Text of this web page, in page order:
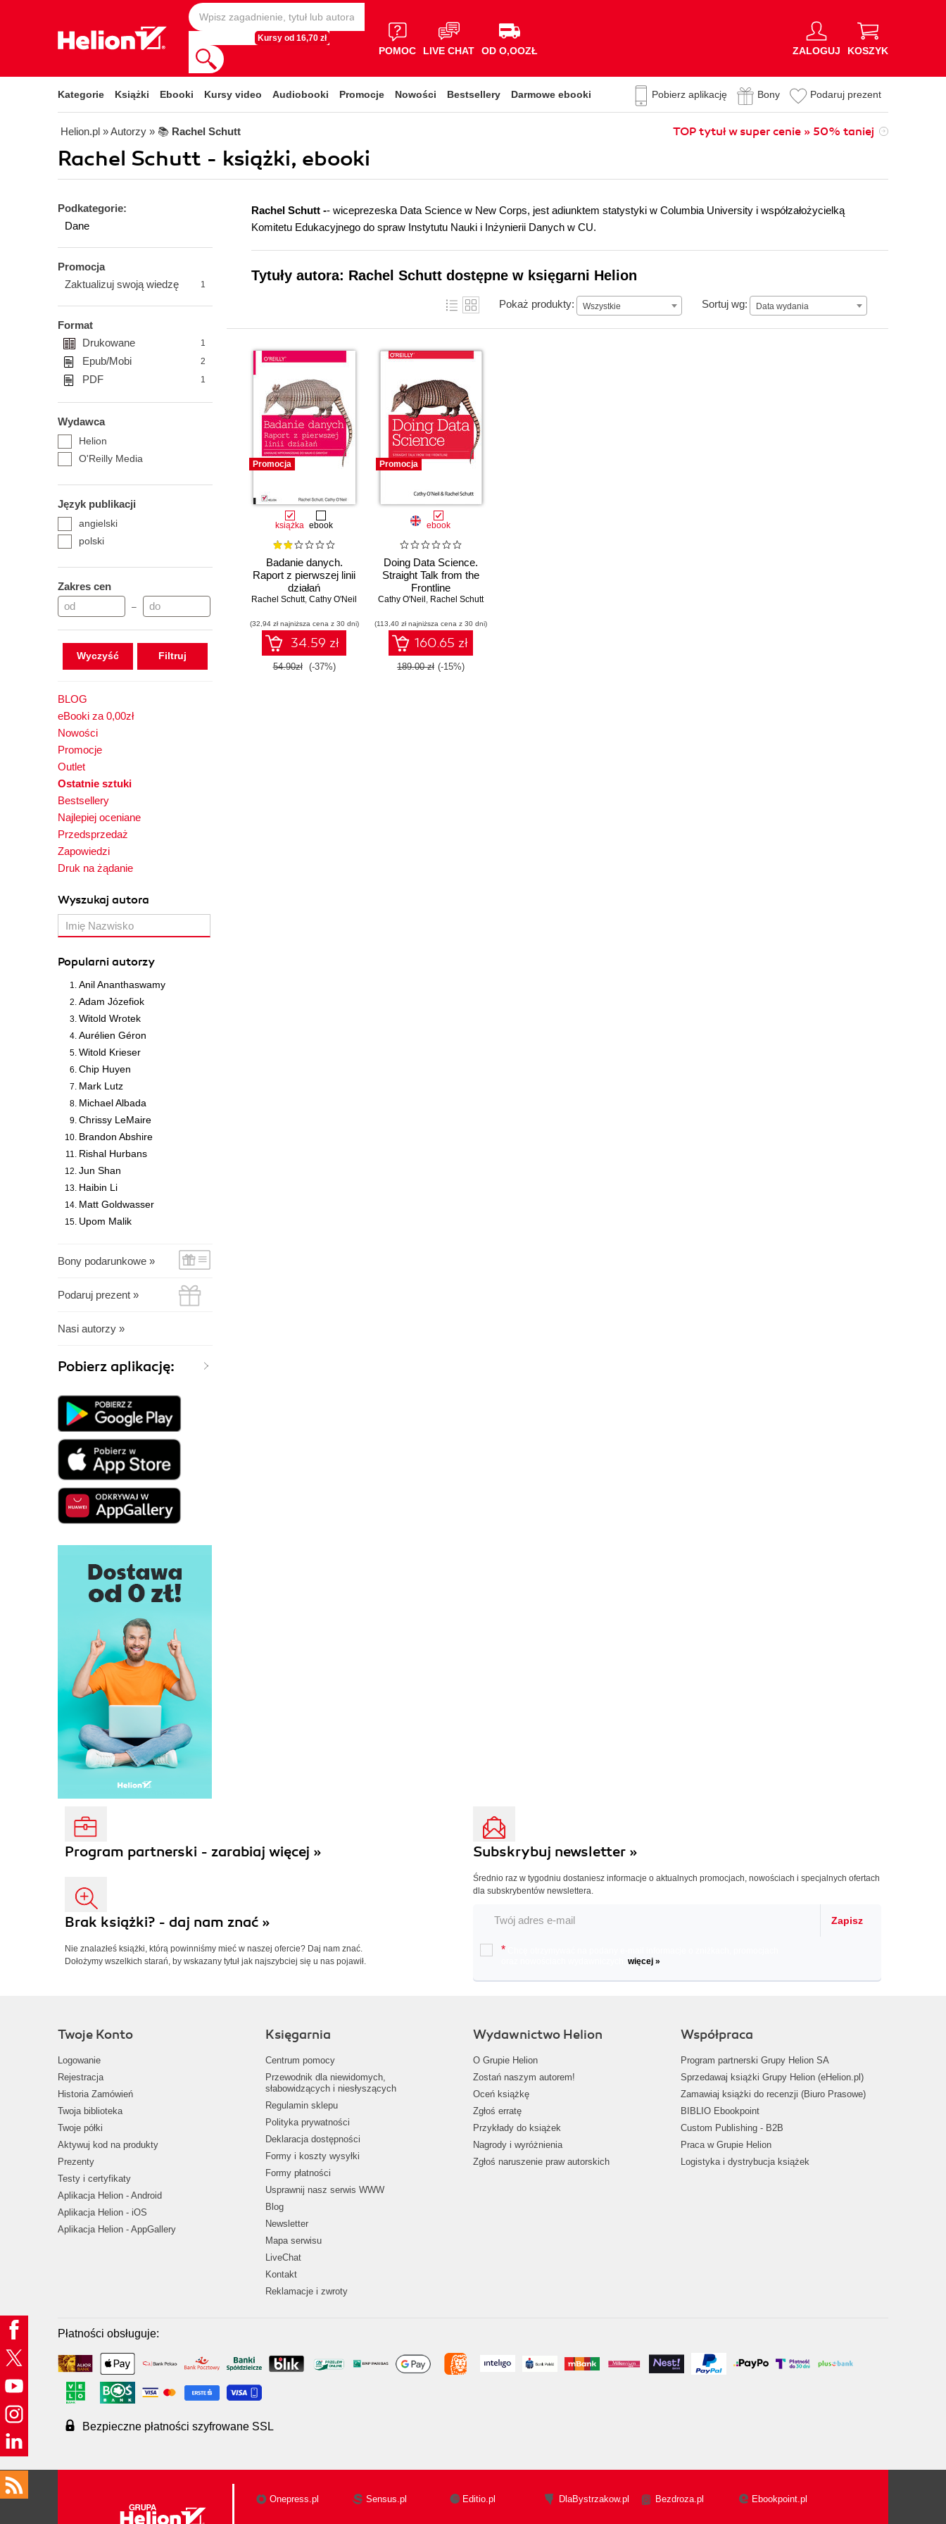
Kursy od 16,70 zł
POMOC LIVE CHAT OD O,OOZŁ ZALOGUJ KOSZYK
Kategorie Książki Ebooki Kursy video Audiobooki Promocje Nowości Bestsellery Darmowe ebooki Pobierz aplikację Bony Podaruj prezent
Helion.pl » Autorzy » 📚 Rachel Schutt TOP tytuł w super cenie » 50% taniej
Rachel Schutt - książki, ebooki
Podkategorie:
Dane
Promocja
Zaktualizuj swoją wiedzę
1
Format
Drukowane
1
Epub/Mobi 2
PDF 1
Wydawca
Helion
O'Reilly Media
Język publikacji
angielski
polski
Zakres cen
–
Wyczyść
BLOG
eBooki za 0,00zł
Nowości
Promocje
Outlet
Ostatnie sztuki
Bestsellery
Najlepiej oceniane
Przedsprzedaż
Zapowiedzi
Druk na żądanie
Wyszukaj autora
Popularni autorzy
Anil Ananthaswamy
Adam Józefiok
Witold Wrotek
Aurélien Géron
Witold Krieser
Chip Huyen
Mark Lutz
Michael Albada
Chrissy LeMaire
Brandon Abshire
Rishal Hurbans
Jun Shan
Haibin Li
Matt Goldwasser
Upom Malik
Bony podarunkowe »
Podaruj prezent »
Nasi autorzy »
Pobierz aplikację:
Rachel Schutt -- wiceprezeska Data Science w New Corps, jest adiunktem statystyki w Columbia University i współzałożycielką
Komitetu Edukacyjnego do spraw Instytutu Nauki i Inżynierii Danych w CU.
Tytuły autora: Rachel Schutt dostępne w księgarni Helion
Pokaż produkty: Wszystkie Sortuj wg: Data wydania
Data wydania
Promocja
książka ebook
Badanie danych.
Raport z pierwszej linii
działań
Rachel Schutt, Cathy O'Neil
(32,94 zł najniższa cena z 30 dni)
34.59 zł
54.90zł (-37%)
Promocja
ebook
Doing Data Science.
Straight Talk from the
Frontline
Cathy O'Neil , Rachel Schutt
(113,40 zł najniższa cena z 30 dni)
160.65 zł
189.00 zł (-15%)
Program partnerski - zarabiaj więcej »
Brak książki? - daj nam znać »
Nie znalazłeś książki, którą powinniśmy mieć w naszej ofercie? Daj nam znać.
Dołożymy wszelkich starań, by wskazany tytuł jak najszybciej się u nas pojawił.
Subskrybuj newsletter »
Średnio raz w tygodniu dostaniesz informacje o aktualnych promocjach, nowościach i specjalnych ofertach
dla subskrybentów newslettera.
Zapisz
*
więcej »
Twoje Konto
Logowanie
Rejestracja
Historia Zamówień
Twoja biblioteka
Twoje półki
Aktywuj kod na produkty
Prezenty
Testy i certyfikaty
Aplikacja Helion - Android
Aplikacja Helion - iOS
Aplikacja Helion - AppGallery
Księgarnia
Centrum pomocy
Przewodnik dla niewidomych,
słabowidzących i niesłyszących
Regulamin sklepu
Polityka prywatności
Deklaracja dostępności
Formy i koszty wysyłki
Formy płatności
Usprawnij nasz serwis WWW
Blog
Newsletter
Mapa serwisu
LiveChat
Kontakt
Reklamacje i zwroty
Wydawnictwo Helion
O Grupie Helion
Zostań naszym autorem!
Oceń książkę
Zgłoś erratę
Przykłady do książek
Nagrody i wyróżnienia
Zgłoś naruszenie praw autorskich
Współpraca
Program partnerski Grupy Helion SA
Sprzedawaj książki Grupy Helion (eHelion.pl)
Zamawiaj książki do recenzji (Biuro Prasowe)
BIBLIO Ebookpoint
Custom Publishing - B2B
Praca w Grupie Helion
Logistyka i dystrybucja książek
Płatności obsługuje:
Bezpieczne płatności szyfrowane SSL
Onepress.pl Sensus.pl Editio.pl DlaBystrzakow.pl Bezdroza.pl Ebookpoint.pl